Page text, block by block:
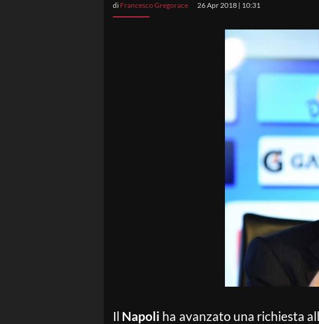
di Francesco Gregorace 26 Apr 2018 | 10:31
Il Napoli ha avanzato una richiesta